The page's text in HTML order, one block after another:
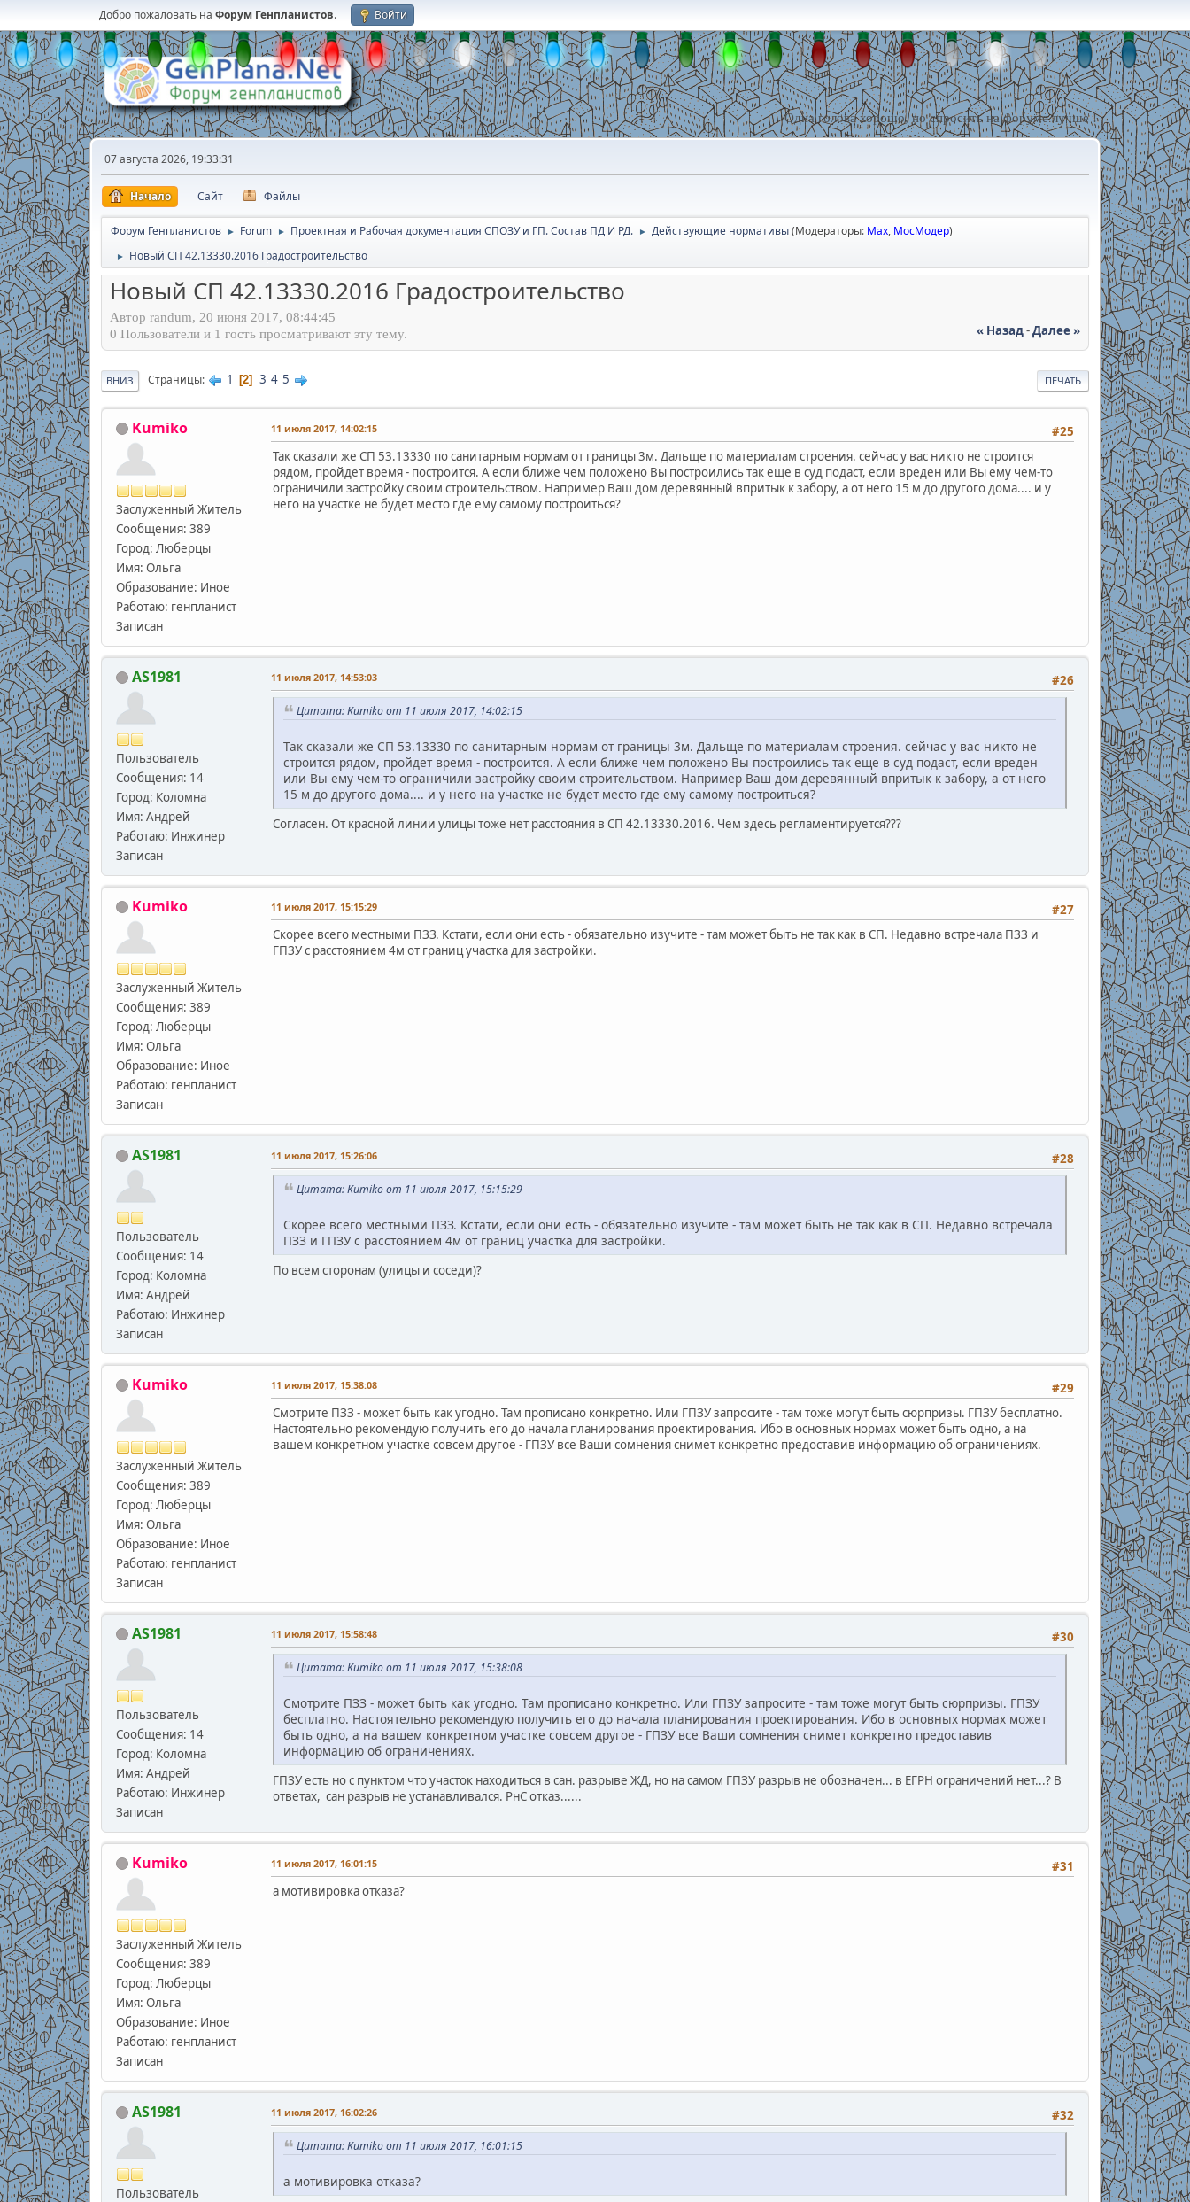
Добро пожаловать на Форум Генпланистов. Войти
Одна голова хорошо, но спросить на форуме лучше !
07 августа 2026, 19:33:31
Начало Сайт Файлы
Форум Генпланистов ► Forum ► Проектная и Рабочая документация СПОЗУ и ГП. Состав ПД И РД. ► Действующие нормативы(Модераторы: Max, МосМодер)
► Новый СП 42.13330.2016 Градостроительство
Новый СП 42.13330.2016 Градостроительство
Автор randum, 20 июня 2017, 08:44:45
« Назад-Далее »
0 Пользователи и 1 гость просматривают эту тему.
ПЕЧАТЬ
ВНИЗ Страницы 1 2 3 4 5
Kumiko
Заслуженный Житель
Сообщения: 389
Город: Люберцы
Имя: Ольга
Образование: Иное
Работаю: генпланист
Записан
#25
11 июля 2017, 14:02:15
Так сказали же СП 53.13330 по санитарным нормам от границы 3м. Дальще по материалам строения. сейчас у вас никто не строится
рядом, пройдет время - построится. А если ближе чем положено Вы построились так еще в суд подаст, если вреден или Вы ему чем-то
ограничили застройку своим строительством. Например Ваш дом деревянный впритык к забору, а от него 15 м до другого дома.... и у
него на участке не будет место где ему самому построиться?
AS1981
Пользователь
Сообщения: 14
Город: Коломна
Имя: Андрей
Работаю: Инжинер
Записан
#26
11 июля 2017, 14:53:03
Цитата: Kumiko от 11 июля 2017, 14:02:15
Так сказали же СП 53.13330 по санитарным нормам от границы 3м. Дальще по материалам строения. сейчас у вас никто не
строится рядом, пройдет время - построится. А если ближе чем положено Вы построились так еще в суд подаст, если вреден
или Вы ему чем-то ограничили застройку своим строительством. Например Ваш дом деревянный впритык к забору, а от него
15 м до другого дома.... и у него на участке не будет место где ему самому построиться?
Согласен. От красной линии улицы тоже нет расстояния в СП 42.13330.2016. Чем здесь регламентируется???
Kumiko
Заслуженный Житель
Сообщения: 389
Город: Люберцы
Имя: Ольга
Образование: Иное
Работаю: генпланист
Записан
#27
11 июля 2017, 15:15:29
Скорее всего местными ПЗЗ. Кстати, если они есть - обязательно изучите - там может быть не так как в СП. Недавно встречала ПЗЗ и
ГПЗУ с расстоянием 4м от границ участка для застройки.
AS1981
Пользователь
Сообщения: 14
Город: Коломна
Имя: Андрей
Работаю: Инжинер
Записан
#28
11 июля 2017, 15:26:06
Цитата: Kumiko от 11 июля 2017, 15:15:29
Скорее всего местными ПЗЗ. Кстати, если они есть - обязательно изучите - там может быть не так как в СП. Недавно встречала
ПЗЗ и ГПЗУ с расстоянием 4м от границ участка для застройки.
По всем сторонам (улицы и соседи)?
Kumiko
Заслуженный Житель
Сообщения: 389
Город: Люберцы
Имя: Ольга
Образование: Иное
Работаю: генпланист
Записан
#29
11 июля 2017, 15:38:08
Смотрите ПЗЗ - может быть как угодно. Там прописано конкретно. Или ГПЗУ запросите - там тоже могут быть сюрпризы. ГПЗУ бесплатно.
Настоятельно рекомендую получить его до начала планирования проектирования. Ибо в основных нормах может быть одно, а на
вашем конкретном участке совсем другое - ГПЗУ все Ваши сомнения снимет конкретно предоставив информацию об ограничениях.
AS1981
Пользователь
Сообщения: 14
Город: Коломна
Имя: Андрей
Работаю: Инжинер
Записан
#30
11 июля 2017, 15:58:48
Цитата: Kumiko от 11 июля 2017, 15:38:08
Смотрите ПЗЗ - может быть как угодно. Там прописано конкретно. Или ГПЗУ запросите - там тоже могут быть сюрпризы. ГПЗУ
бесплатно. Настоятельно рекомендую получить его до начала планирования проектирования. Ибо в основных нормах может
быть одно, а на вашем конкретном участке совсем другое - ГПЗУ все Ваши сомнения снимет конкретно предоставив
информацию об ограничениях.
ГПЗУ есть но с пунктом что участок находиться в сан. разрыве ЖД, но на самом ГПЗУ разрыв не обозначен... в ЕГРН ограничений нет...? В
ответах, сан разрыв не устанавливался. РнС отказ......
Kumiko
Заслуженный Житель
Сообщения: 389
Город: Люберцы
Имя: Ольга
Образование: Иное
Работаю: генпланист
Записан
#31
11 июля 2017, 16:01:15
а мотивировка отказа?
AS1981
Пользователь
#32
11 июля 2017, 16:02:26
Цитата: Kumiko от 11 июля 2017, 16:01:15
а мотивировка отказа?